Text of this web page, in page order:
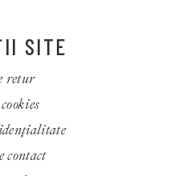
SITE
retur
contact